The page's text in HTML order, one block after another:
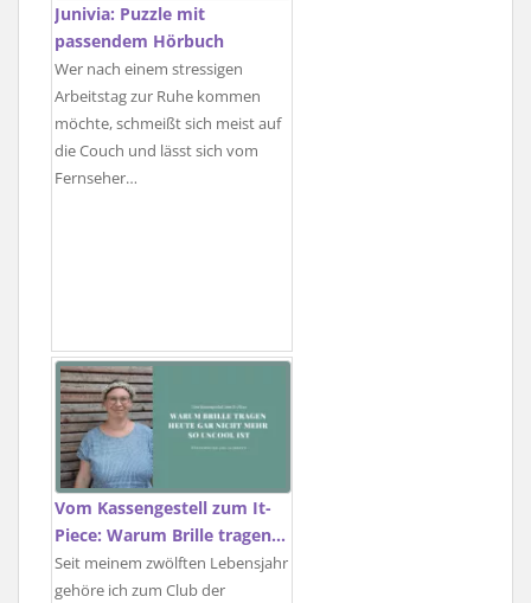
Junivia: Puzzle mit
passendem Hörbuch
Wer nach einem stressigen
Arbeitstag zur Ruhe kommen
möchte, schmeißt sich meist auf
die Couch und lässt sich vom
Fernseher…
Vom Kassengestell zum It-
Piece: Warum Brille tragen…
Seit meinem zwölften Lebensjahr
gehöre ich zum Club der